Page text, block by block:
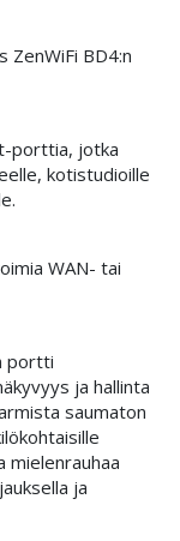
ZenWiFi BD4:n
porttia, jotka
kotistudioille
WAN- tai
portti
ja hallinta
saumaton
mielenrauhaa
ja